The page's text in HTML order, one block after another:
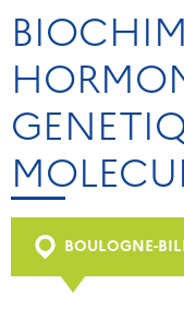
BOULOGNE-